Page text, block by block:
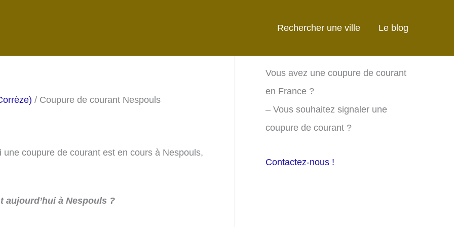
Rechercher une ville Le blog
/ Coupure de courant Nespouls
coupure de courant est en cours à Nespouls,
aujourd’hui à Nespouls ?
Vous avez une coupure de courant
en France ?
– Vous souhaitez signaler une
coupure de courant ?
Contactez-nous !